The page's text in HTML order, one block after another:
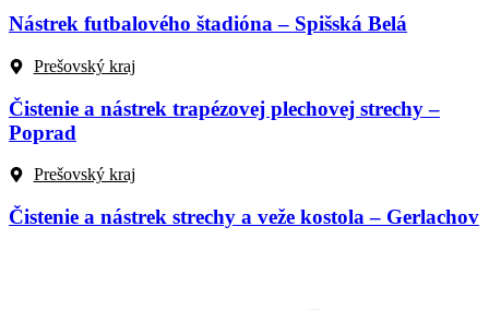
Nástrek futbalového štadióna – Spišská Belá
Prešovský kraj
Čistenie a nástrek trapézovej plechovej strechy –
Poprad
Prešovský kraj
Čistenie a nástrek strechy a veže kostola – Gerlachov